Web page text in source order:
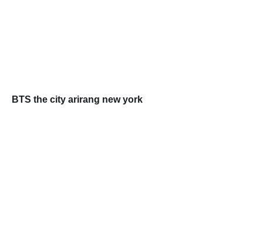
BTS the city arirang new york